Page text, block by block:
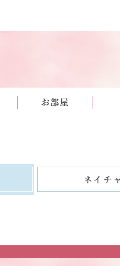
夏を楽しもう！